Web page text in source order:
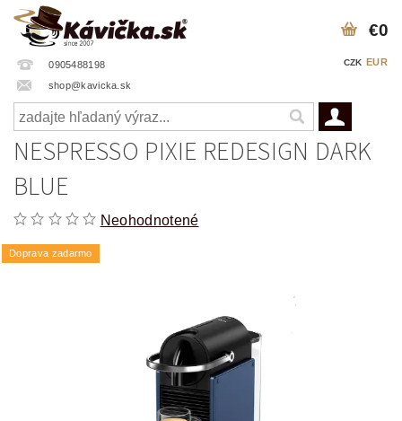
0905488198
shop@kavicka.sk
CZK EUR
€0
NESPRESSO PIXIE REDESIGN DARK
BLUE
Neohodnotené
Doprava zadarmo